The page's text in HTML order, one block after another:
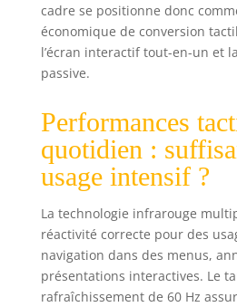
cadre se positionne donc
économique de conversion
l’écran interactif tout-en-un et
passive.
Performances
quotidien :
usage intensif ?
La technologie infrarouge
réactivité correcte pour des
navigation dans des menus,
présentations interactives. Le
rafraîchissement de 60 Hz